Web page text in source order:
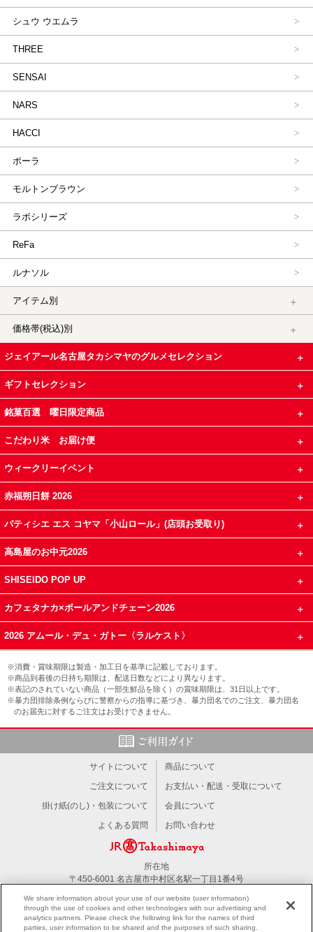
シュウ ウエムラ
THREE
SENSAI
NARS
HACCI
ポーラ
モルトンブラウン
ラボシリーズ
ReFa
ルナソル
アイテム別
価格帯(税込)別
ジェイアール名古屋タカシマヤのグルメセレクション
ギフトセレクション
銘菓百選 曜日限定商品
こだわり米 お届け便
ウィークリーイベント
赤福朔日餅 2026
パティシエ エス コヤマ「小山ロール」(店頭お受取り)
高島屋のお中元2026
SHISEIDO POP UP
カフェタナカ×ボールアンドチェーン2026
2026 アムール・デュ・ガトー〈ラルケスト〉
※消費・賞味期限は製造・加工日を基準に記載しております。
※商品到着後の日持ち期限は、配送日数などにより異なります。
※表記のされていない商品（一部生鮮品を除く）の賞味期限は、31日以上です。
※暴力団排除条例ならびに警察からの指導に基づき、暴力団名でのご注文、暴力団名
のお届先に対するご注文はお受けできません。
サイトについて
商品について
ご注文について
お支払い・配送・受取について
掛け紙(のし)・包装について
会員について
よくある質問
お問い合わせ
所在地
〒450-6001 名古屋市中村区名駅一丁目1番4号
PC版を見る
We share information about your use of our website (user information)
through the use of cookies and other technologies with our advertising and
analytics partners. Please check the following link for the names of third
parties, user information to be shared and the purposes of such sharing.